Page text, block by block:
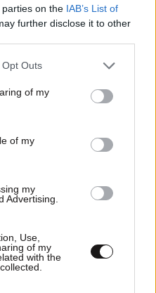
on the IAB’s List of
further disclose it to other
uses one or more Google
behaviour. You may click to
and its third-party tags to
purposes in below Google
Outs
of my
of my
my
Advertising.
Use,
of my
with the
με το Σπύρο
Πεθαίνει η Ρίτα
που έκανε τη ζωή